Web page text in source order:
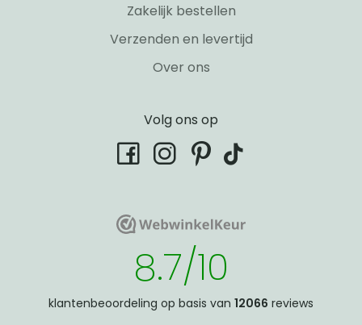
Zakelijk bestellen
Verzenden en levertijd
Over ons
Volg ons op
facebookinstagram
pinterest
tiktok
WebwinkelKeurWebwinkelKeur
8.7/10
klantenbeoordeling op basis van 12066 reviews